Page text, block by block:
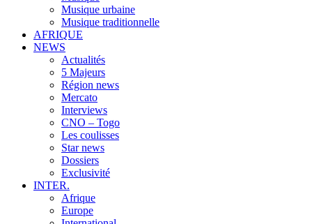
Musique urbaine
Musique traditionnelle
AFRIQUE
NEWS
Actualités
5 Majeurs
Région news
Mercato
Interviews
CNO – Togo
Les coulisses
Star news
Dossiers
Exclusivité
INTER.
Afrique
Europe